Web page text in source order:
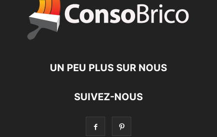
UN PEU PLUS SUR NOUS
SUIVEZ-NOUS